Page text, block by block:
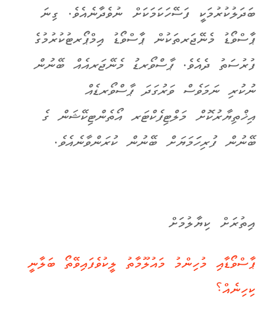
ބަދަލުކުރުމަކީ ފަސޭހަކަމަކަށް ނުވެދާނެއެވެ. ގިނަ
ޕާސްވޯޑު މެނޭޖަރތަކުން ޕާސްވޯޑު އިމްޕޯރޓުކުރުމުގެ
ފުރުސަތު ދެއެވެ.ޕާސްވޯރޑު މެނޭޖަރއެއް ބޭނުން
ނުކުރި ނަމަވެސް ވަރުގަދަ ޕާސްވޯރޑެއް
އިޚްތިޔާރުކޮށް މަލްޓިފެކްޓަރ އޯތެންޓިކޭޝަން ގެ
ބޭނުން ފުރިހަަމަޔަށް ބޭނުން ކުރަންވާނެއެވެ.
އިތުރަށް ކިޔާލުމަށް
ޕާސްވޯޑާއި މުހިންމު މައުލޫމާތު ލީކުވެފައިވޭތޯ ބަލާނީ
ކިހިނެއް؟